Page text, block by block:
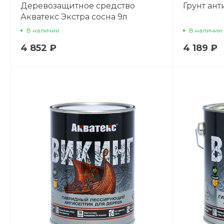
Деревозащитное средство
Акватекс Экстра сосна 9л
В наличии
4 852 ₽
Грунт
В наличии
4 189 ₽